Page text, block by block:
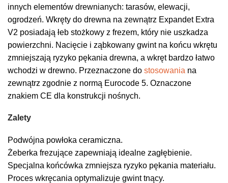
innych elementów drewnianych: tarasów, elewacji,
ogrodzeń. Wkręty do drewna na zewnątrz Expandet Extra
V2 posiadają łeb stożkowy z frezem, który nie uszkadza
powierzchni. Nacięcie i ząbkowany gwint na końcu wkrętu
zmniejszają ryzyko pękania drewna, a wkręt bardzo łatwo
wchodzi w drewno. Przeznaczone do stosowania na
zewnątrz zgodnie z normą Eurocode 5. Oznaczone
znakiem CE dla konstrukcji nośnych.
Zalety
Podwójna powłoka ceramiczna.
Żeberka frezujące zapewniają idealne zagłębienie.
Specjalna końcówka zmniejsza ryzyko pękania materiału.
Proces wkręcania optymalizuje gwint tnący.